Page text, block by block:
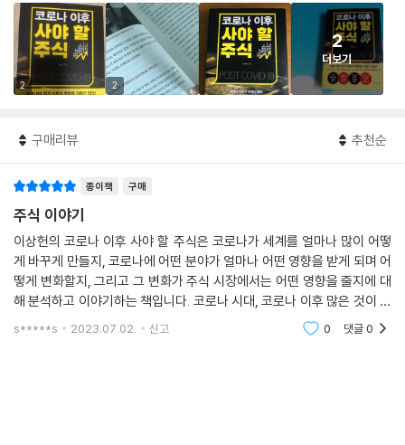
2 2
2
더보기
구매리뷰 추천순
종이책 구매
주식 이야기
이상헌의 코로나 이후 사야 할 주식은 코로나가 세계를 얼마나 많이 어떻
게 바꾸게 만들지, 코로나에 어떤 분야가 얼마나 어떤 영향을 받게 되며 어
떻게 변화할지, 그리고 그 변화가 주식 시장에서는 어떤 영향을 줄지에 대
해 분석하고 이야기하는 책입니다. 코로나 시대, 코로나 이후 많은 것이 코
로나 이전과는 달라지고, 주식 종목과 동향 관점에서 살펴보고 있는 책이
s*****s 2023.07.02. 신고 0 댓글0